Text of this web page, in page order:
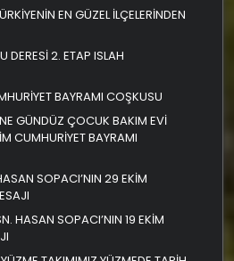
EN GÜZEL İLÇELERİNDEN
DERESİ 2. ETAP ISLAH
BAYRAMI COŞKUSU
GÜNDÜZ ÇOCUK BAKIM EVİ
CUMHURİYET BAYRAMI
SOPACI’NIN 29 EKİM
HASAN SOPACI’NIN 19 EKİM